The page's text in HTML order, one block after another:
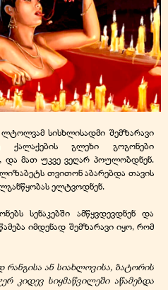
სისხლისადმი შემზარავი
ქალაქების გლეხი გოგონები
მათ უკვე ვეღარ პოულობდნენ.
თვითონ აბარებდა თავის
ელტვოდნენ.
სენაკებში ამწყვდევდნენ და
იმდენად შემზარავი იყო, რომ
ან სიახლოვისა, ბატორის
კიდევ სიყმაწვილეში აწამებდა